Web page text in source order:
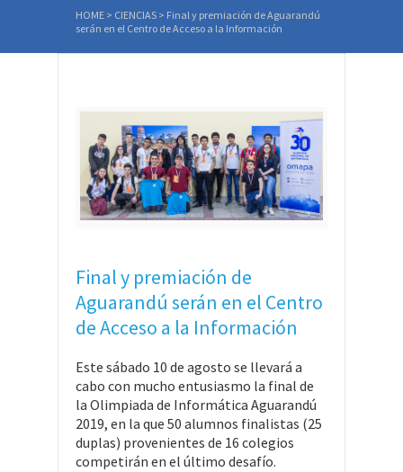
HOME > CIENCIAS > Final y premiación de Aguarandú
serán en el Centro de Acceso a la Información
Final y premiación de
Aguarandú serán en el Centro
de Acceso a la Información
Este sábado 10 de agosto se llevará a
cabo con mucho entusiasmo la final de
la Olimpiada de Informática Aguarandú
2019, en la que 50 alumnos finalistas (25
duplas) provenientes de 16 colegios
competirán en el último desafío.